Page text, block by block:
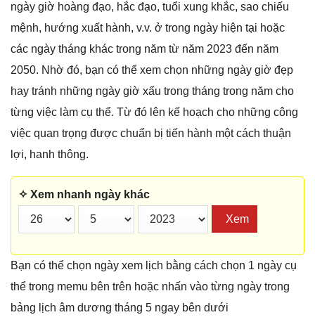
ngày giờ hoàng đạo, hắc đạo, tuổi xung khắc, sao chiếu
mệnh, hướng xuất hành, v.v. ở trong ngày hiện tại hoặc
các ngày tháng khác trong năm từ năm 2023 đến năm
2050. Nhờ đó, bạn có thể xem chọn những ngày giờ đẹp
hay tránh những ngày giờ xấu trong tháng trong năm cho
từng việc làm cụ thể. Từ đó lên kế hoạch cho những công
việc quan trọng được chuẩn bị tiến hành một cách thuận
lợi, hanh thông.
✧ Xem nhanh ngày khác
Xem
Bạn có thể chọn ngày xem lịch bằng cách chọn 1 ngày cụ
thể trong memu bên trên hoặc nhấn vào từng ngày trong
bảng lịch âm dương tháng 5 ngay bên dưới